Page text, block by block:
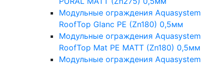
Модульные ограждения Aquasystem
RoofTop Glanc PE (Zn180) 0,5мм
Модульные ограждения Aquasystem
RoofTop Mat PE MATT (Zn180) 0,5мм
Модульные ограждения Aquasystem